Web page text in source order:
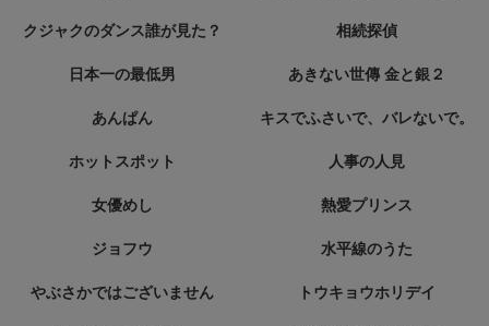
クジャクのダンス誰が見た？ 相続探偵
日本一の最低男 あきない世傳 金と銀２
あんぱん キスでふさいで、バレないで。
ホットスポット 人事の人見
女優めし 熱愛プリンス
ジョフウ 水平線のうた
やぶさかではございません トウキョウホリデイ